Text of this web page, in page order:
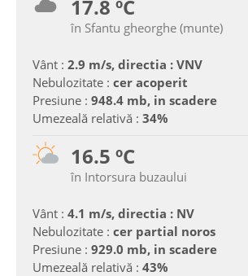
17.8 ºC
în Sfantu gheorghe (munte)
Vânt : 2.9 m/s, directia : VNV
Nebulozitate : cer acoperit
Presiune : 948.4 mb, in scadere
Umezeală relativă : 34%
16.5 ºC
în Intorsura buzaului
Vânt : 4.1 m/s, directia : NV
Nebulozitate : cer partial noros
Presiune : 929.0 mb, in scadere
Umezeală relativă : 43%